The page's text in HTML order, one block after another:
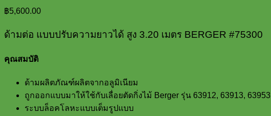
฿5,600.00
ด้ามต่อ แบบปรับความยาวได้ สูง 3.20 เมตร BERGER #75300
คุณสมบัติ
ด้ามผลิตภัณฑ์ผลิตจากอลูมิเนียม
ถูกออกแบบมาให้ใช้กับเลื่อยตัดกิ่งไม้ Berger รุ่น 63912, 63913, 63953
ระบบล็อคโลหะแบบเต็มรูปแบบ